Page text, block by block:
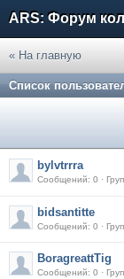
ARS: Форум
« На главную
Список
bylvtrrra
Сообщений: 0 ·
bidsantitte
Сообщений: 0 ·
BoragreattTig
Сообщений: 0 ·